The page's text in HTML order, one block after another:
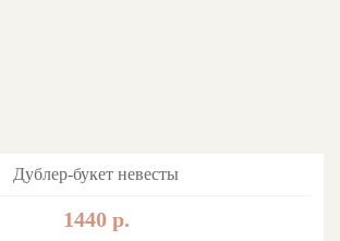
Дублер-букет невесты
1440 р.